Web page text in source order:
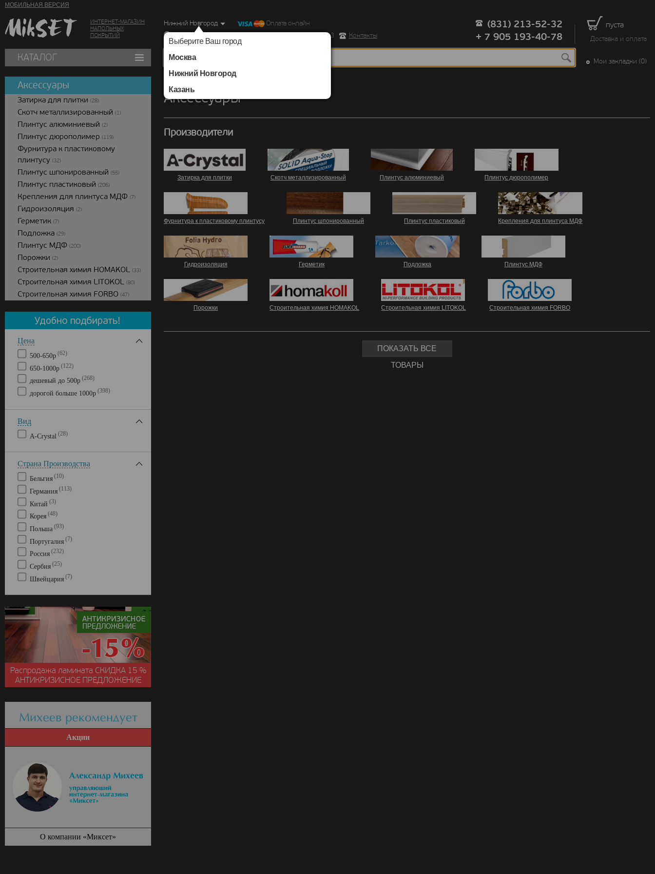
МОБИЛЬНАЯ ВЕРСИЯ
ИНТЕРНЕТ-МАГАЗИН
НАПОЛЬНЫХ
ПОКРЫТИЙ
пуста
Доставка и оплата
Нижний Новгород
Выберите Ваш город
Москва
Нижний Новгород
Казань
Оплата онлайн
г. Нижний Новгород, Ул. Республиканская д.43 корпус 3
Контакты
(831) 213-52-32
+ 7 905 193-40-78
КАТАЛОГ Мои закладки (0)
Аксессуары
Производители
Затирка для плитки Скотч металлизированный Плинтус алюминиевый Плинтус дюрополимер
Фурнитура к пластиковому плинтусу Плинтус шпонированный Плинтус пластиковый Крепления для плинтуса МДФ
Гидроизоляция Герметик Подложка Плинтус МДФ
Порожки Строительная химия HOMAKOL Строительная химия LITOKOL Строительная химия FORBO
ПОКАЗАТЬ ВСЕ
ТОВАРЫ
Аксессуары
Затирка для плитки (28)
Скотч металлизированный (1)
Плинтус алюминиевый (2)
Плинтус дюрополимер (119)
Фурнитура к пластиковому
плинтусу (32)
Плинтус шпонированный (55)
Плинтус пластиковый (206)
Крепления для плинтуса МДФ (7)
Гидроизоляция (2)
Герметик (7)
Подложка (29)
Плинтус МДФ (200)
Порожки (2)
Строительная химия HOMAKOL (33)
Строительная химия LITOKOL (80)
Строительная химия FORBO (47)
Цена
500-650р (62)
650-1000р (122)
дешевый до 500р (268)
дорогой больше 1000р (398)
Вид
А-Сrystal (28)
Страна Производства
Бельгия (10)
Германия (113)
Китай (3)
Корея (48)
Польша (93)
Португалия (7)
Россия (232)
Сербия (25)
Швейцария (7)
Распродажа ламината СКИДКА15 %
АНТИКРИЗИСНОЕ ПРЕДЛОЖЕНИЕ
Михеев рекомендует
Акции
О компании «Миксет»